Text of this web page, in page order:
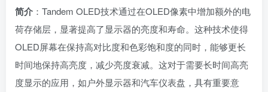
简介 ：Tandem OLED技术通过在OLED像素中增加额外的电
荷存储层，显著提高了显示器的亮度和寿命。这种技术使得
OLED屏幕在保持高对比度和色彩饱和度的同时，能够更长
时间地保持高亮度，减少亮度衰减。这对于需要长时间高亮
度显示的应用，如户外显示器和汽车仪表盘，具有重要意